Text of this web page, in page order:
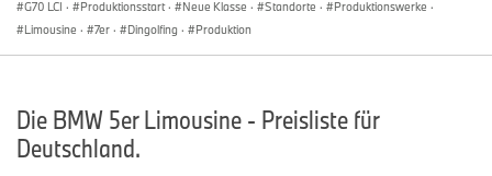
Gepäckraumvolumen von 480 Litern mit besserer
40 : 20 : 40 teilbar .
Deutliches Plus an Komfort, Premium-Ambiente und
Individualisierung durch umfassend erweiterte
G70 LCI · Produktionsstart · Neue Klasse · Standorte · Produktionswerke ·
Limousine · 7er · Dingolfing · Produktion
Die BMW 5er Limousine - Preisliste für
Deutschland.